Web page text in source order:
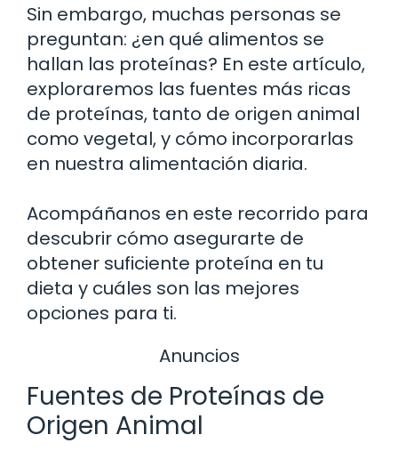
Sin embargo, muchas personas se
preguntan: ¿en qué alimentos se
hallan las proteínas? En este artículo,
exploraremos las fuentes más ricas
de proteínas, tanto de origen animal
como vegetal, y cómo incorporarlas
en nuestra alimentación diaria.
Acompáñanos en este recorrido para
descubrir cómo asegurarte de
obtener suficiente proteína en tu
dieta y cuáles son las mejores
opciones para ti.
Anuncios
Fuentes de Proteínas de
Origen Animal